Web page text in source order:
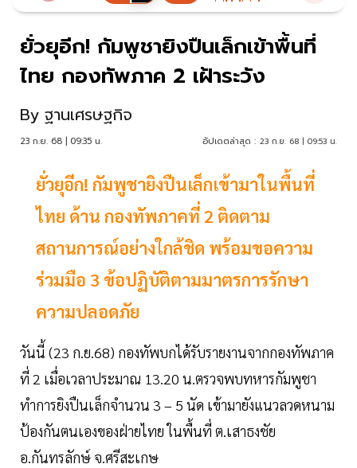
ยั่วยุอีก! กัมพูชายิงปืนเล็กเข้าพื้นที่
ไทย กองทัพภาค 2 เฝ้าระวัง
By ฐานเศรษฐกิจ
23 ก.ย. 68 | 09:35 น. อัปเดตล่าสุด : 23 ก.ย. 68 | 09:53 น.
ยั่วยุอีก! กัมพูชายิงปืนเล็กเข้ามาในพื้นที่
ไทย ด้าน กองทัพภาคที่ 2 ติดตาม
สถานการณ์อย่างใกล้ชิด พร้อมขอความ
ร่วมมือ 3 ข้อปฏิบัติตามมาตรการรักษา
ความปลอดภัย
วันนี้ (23 ก.ย.68) กองทัพบกได้รับรายงานจากกองทัพภาค
ที่ 2 เมื่อเวลาประมาณ 13.20 น.ตรวจพบทหารกัมพูชา
ทำการยิงปืนเล็กจำนวน 3 – 5 นัด เข้ามายังแนวลวดหนาม
ป้องกันตนเองของฝ่ายไทย ในพื้นที่ ต.เสาธงชัย
อ.กันทรลักษ์ จ.ศรีสะเกษ